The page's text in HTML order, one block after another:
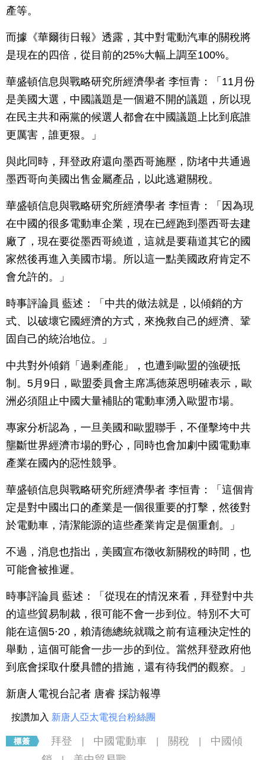
產等。
而據《華爾街日報》透露，其中對電動汽車的關稅將
是現在的四倍，從目前的25%大幅上調至100%。
華盛頓信息與戰略研究所經濟學者 李恒青：「11月份
是美國大選，中國議題是一個避不開的議題，所以現
在民主共和兩黨的候選人都會在中國議題上比到底誰
更厲害，誰更狠。」
與此同時，拜登政府還向墨西哥施壓，防堵中共通過
墨西哥向美國出售金屬產品，以此逃避關稅。
華盛頓信息與戰略研究所經濟學者 李恒青：「因為現
在中國的很多電動車企業，現在已經跑到墨西哥去建
廠了，現在要從墨西哥繞道，這就是要藉道其它的國
家然後再進入美國市場。所以這一點美國政府肯定不
會允許的。」
時事評論員 藍述：「中共的做法就是，以傾銷的方
式、以破壞它國經濟的方式，來挽救自己的經濟、鞏
固自己的統治地位。」
中共對外傾銷「過剩產能」，也遭到歐盟的強硬抵
制。5月9日，歐盟委員會主席馮德萊恩明確表示，歐
洲必須阻止中國大量補貼的電動車湧入歐盟市場。
專家分析認為，一旦美國和歐盟聯手，不僅擊垮中共
壟斷世界經濟市場的野心，同時也會加劇中國電動車
產業在國內的惡性競爭。
華盛頓信息與戰略研究所經濟學者 李恒青：「這個肯
定是對中國出口的產業是一個很重要的打擊，然後對
於電動車，清潔能源的這些產業肯定是個重創。」
不過，消息也指出，美國宣布徵收新關稅的時間，也
可能會被推遲。
時事評論員 藍述：「從現在的情況來看，拜登對中共
的這些貿易制裁，很可能不會一步到位。特別不大可
能在這個5·20，賴清德總統就職之前有這種決定性的
舉動，這個可能會一步一步的到位。當然拜登政府他
到底會採取什麼具體的措施，還有待我們的觀察。」
新唐人電視台記者 唐睿 採訪報導
按讚加入 新唐人亞太電視台粉絲團
拜登 中國電動車 關稅
中國傾